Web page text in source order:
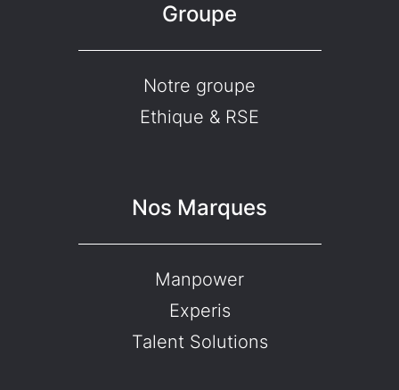
Groupe
Notre groupe
Ethique & RSE
Nos Marques
Manpower
Experis
Talent Solutions